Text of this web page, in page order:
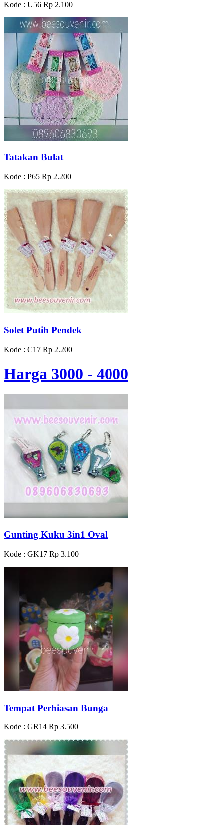
Kode : U56 Rp 2.100
Tatakan Bulat
Kode : P65 Rp 2.200
Solet Putih Pendek
Kode : C17 Rp 2.200
Harga 3000 - 4000
Gunting Kuku 3in1 Oval
Kode : GK17 Rp 3.100
Tempat Perhiasan Bunga
Kode : GR14 Rp 3.500